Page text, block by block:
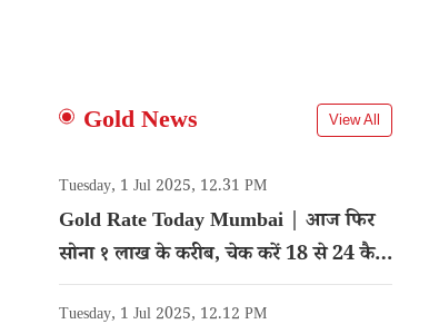
Gold News View All
Tuesday, 1 Jul 2025, 12.31 PM
Gold Rate Today Mumbai | आज फिर
सोना १ लाख के करीब, चेक करें 18 से 24 कैरेट
गोल्ड का रेट
Tuesday, 1 Jul 2025, 12.12 PM